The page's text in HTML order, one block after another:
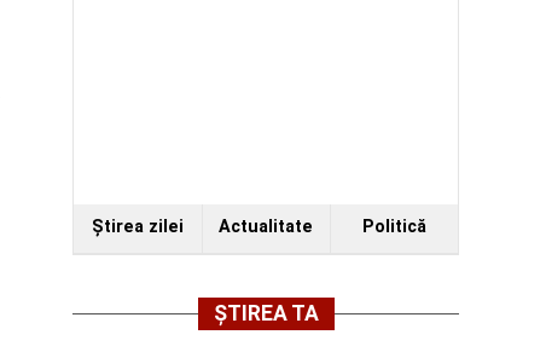
Ştirea zilei Actualitate Politică
ȘTIREA TA